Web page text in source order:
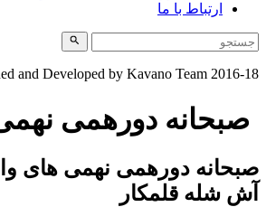
ارتباط با ما
and Developed by Kavano Team 2016-
صبحانه دورهمی
دورهمی نهمی های
شله قلمکار